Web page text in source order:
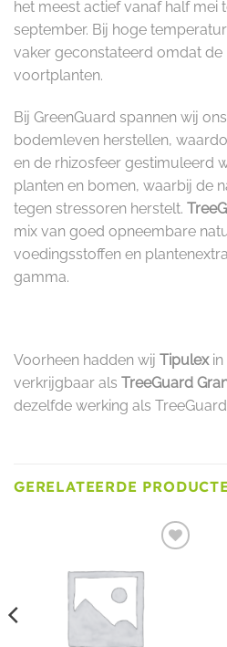
het meest actief vanaf half mei
september. Bij hoge
vaker geconstateerd omdat de
voortplanten.
Bij GreenGuard spannen wij
bodemleven herstellen,
en de rhizosfeer gestimuleerd
planten en bomen, waarbij de
tegen stressoren herstelt.
mix van goed opneembare
voedingsstoffen en
gamma.
Voorheen hadden wij Tipulexin
verkrijgbaar als TreeGuard
dezelfde werking als
GERELATEERDE